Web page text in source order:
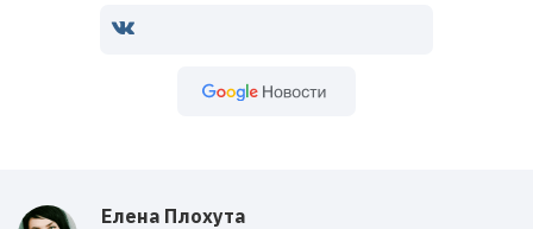
Елена Плохута